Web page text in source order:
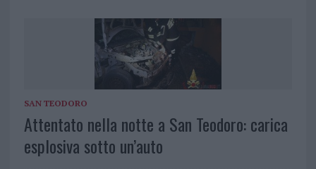
SAN TEODORO
Attentato nella notte a San Teodoro: carica
esplosiva sotto un’auto